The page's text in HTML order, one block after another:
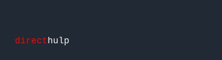
direct hulp